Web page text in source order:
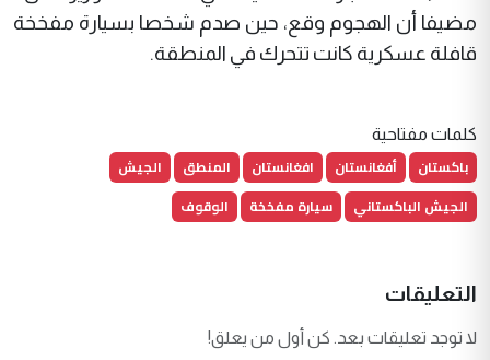
مضيفا أن الهجوم وقع، حين صدم شخصا بسيارة مفخخة
قافلة عسكرية كانت تتحرك في المنطقة.
كلمات مفتاحية
باكستان أفغانستان افغانستان المنطق
الجيش
الجيش الباكستاني
سيارة مفخخة الوقوف
التعليقات
لا توجد تعليقات بعد. كن أول من يعلق!